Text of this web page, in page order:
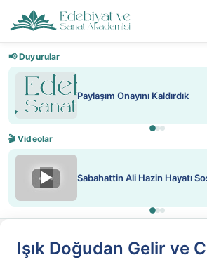
📢 Duyurular
Onayını Kaldırdık
🎬 Videolar
Ali Hazin Hayatı Sosyalist Oluşu
Işık Doğudan Gelir ve